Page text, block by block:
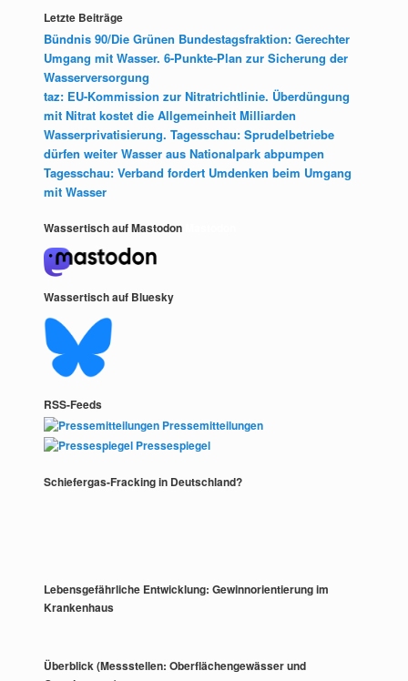
Letzte Beiträge
Bündnis 90/Die Grünen Bundestagsfraktion: Gerechter
Umgang mit Wasser. 6-Punkte-Plan zur Sicherung der
Wasserversorgung
taz: EU-Kommission zur Nitratrichtlinie. Überdüngung
mit Nitrat kostet die Allgemeinheit Milliarden
Wasserprivatisierung. Tagesschau: Sprudelbetriebe
dürfen weiter Wasser aus Nationalpark abpumpen
Tagesschau: Verband fordert Umdenken beim Umgang
mit Wasser
Wassertisch auf Mastodon
Wassertisch auf Bluesky
RSS-Feeds
Pressemitteilungen
Pressespiegel
Schiefergas-Fracking in Deutschland?
Lebensgefährliche Entwicklung: Gewinnorientierung im
Krankenhaus
Überblick (Messstellen: Oberflächengewässer und